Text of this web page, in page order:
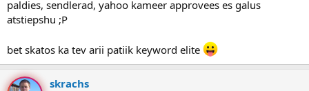
paldies, sendlerad, yahoo kameer approvees es galus
atstiepshu ;P
bet skatos ka tev arii patiik keyword elite
skrachs